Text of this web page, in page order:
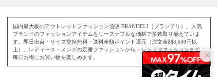
国内最大級のアウトレットファッション通販 BRANDELI（ブランデリ）。人気
ブランドのファッションアイテムをリーズナブルな価格で多数取り揃えていま
す。即日出荷・サイズ交換無料・送料全額ポイント還元（注文金額8,000円以
上）。レディース・メンズの定番ファッションからトレンドファッションまで、
毎日お得にお買い物を楽しめます。